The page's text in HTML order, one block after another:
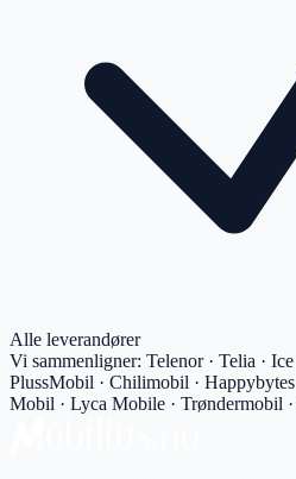
Alle leverandører
Vi sammenligner: Telenor · Telia ·
PlussMobil · Chilimobil ·
Mobil · Lyca Mobile · Trøndermobil